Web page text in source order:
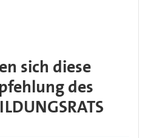
sich diese
des